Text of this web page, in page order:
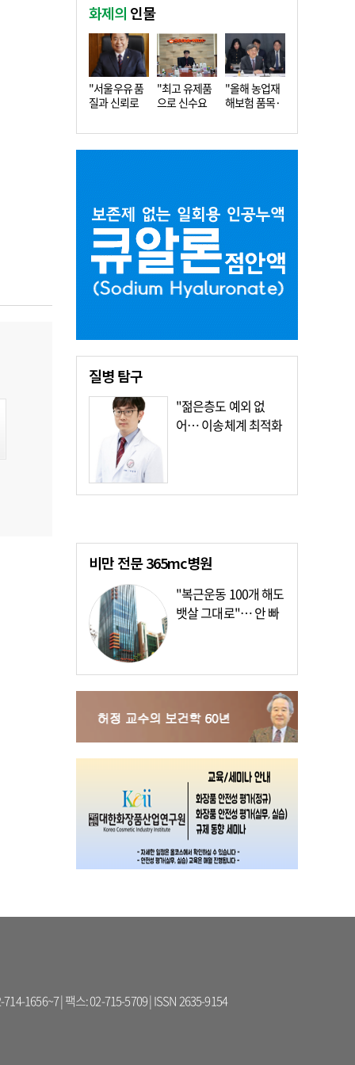
화제의 인물
"서울우유 품
질과 신뢰로
"최고 유제품
으로 신수요
"올해 농업재
해보험 품목·
질병탐구
"젊은층도 예외 없
어… 이송체계 최적화
비만 전문365mc병원
"복근운동 100개 해도
뱃살 그대로"… 안 빠
1656~7 | 팩스: 02-715-5709 | ISSN 2635-9154